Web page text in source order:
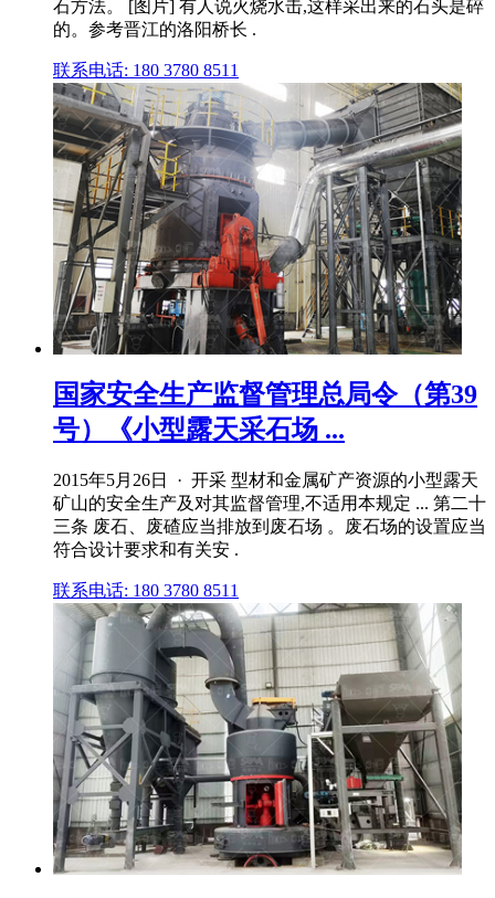
石方法。 [图片] 有人说火烧水击,这样采出来的石头是碎
的。参考晋江的洛阳桥长 .
联系电话: 180 3780 8511
国家安全生产监督管理总局令（第39
号）《小型露天采石场 ...
2015年5月26日 · 开采 型材和金属矿产资源的小型露天
矿山的安全生产及对其监督管理,不适用本规定 ... 第二十
三条 废石、废碴应当排放到废石场 。废石场的设置应当
符合设计要求和有关安 .
联系电话: 180 3780 8511